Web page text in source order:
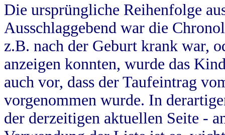
Die ursprüngliche Reihenfolge
Ausschlaggebend war die
z.B. nach der Geburt krank war,
anzeigen konnten, wurde das
auch vor, dass der Taufeintrag
vorgenommen wurde. In
der derzeitigen aktuellen Seite -